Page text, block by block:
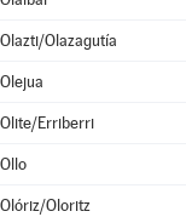
Olazti/Olazagutía
Olejua
Olite/Erriberri
Ollo
Olóriz/Oloritz